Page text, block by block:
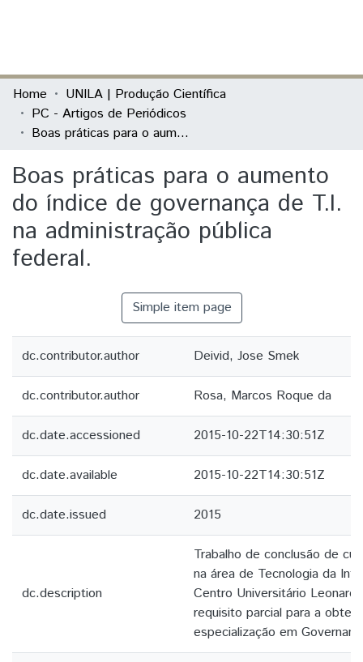
Communities & Collections
All of DSpace
Home
UNILA | Produção Científica
PC - Artigos de Periódicos
Boas práticas para o aumento do índice de governança de T.I. na administração pública federal.
Boas práticas para o aumento
do índice de governança de T.I.
na administração pública
federal.
Simple item page
dc.contributor.author Deivid, Jose Smek
dc.contributor.author Rosa, Marcos Roque da
dc.date.accessioned 2015-10-22T14:30:51Z
dc.date.available 2015-10-22T14:30:51Z
dc.date.issued 2015
dc.description
Trabalho de conclusão de
na área de Tecnologia da
Centro Universitário
requisito parcial para a
especialização em